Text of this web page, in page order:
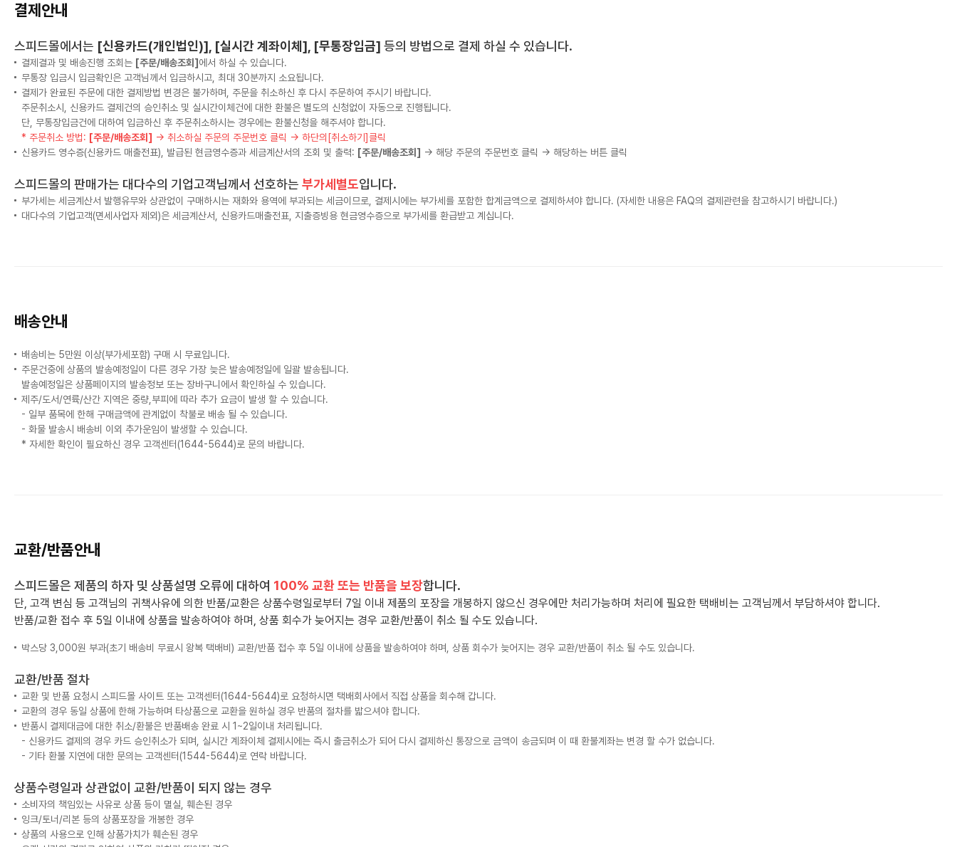
결제안내
스피드몰에서는 [신용카드(개인법인)], [실시간 계좌이체], [무통장입금] 등의 방법으로 결제 하실 수 있습니다.
결제결과 및 배송진행 조회는 [주문/배송조회] 에서 하실 수 있습니다.
무통장 입금시 입금확인은 고객님께서 입금하시고, 최대 30분까지 소요됩니다.
결제가 완료된 주문에 대한 결제방법 변경은 불가하며, 주문을 취소하신 후 다시 주문하여 주시기 바랍니다.
주문취소시, 신용카드 결제건의 승인취소 및 실시간이체건에 대한 환불은 별도의 신청없이 자동으로 진행됩니다.
단, 무통장입금건에 대하여 입금하신 후 주문취소하시는 경우에는 환불신청을 해주셔야 합니다.
* 주문취소 방법: [주문/배송조회] → 취소하실 주문의 주문번호 클릭 → 하단의[취소하기]클릭
신용카드 영수증(신용카드 매출전표), 발급된 현금영수증과 세금계산서의 조회 및 출력: [주문/배송조회] → 해당 주문의 주문번호 클릭 → 해당하는 버튼 클릭
스피드몰의 판매가는 대다수의 기업고객님께서 선호하는 부가세별도입니다.
부가세는 세금계산서 발행유무와 상관없이 구매하시는 재화와 용역에 부과되는 세금이므로, 결제시에는 부가세를 포함한 합계금액으로 결제하셔야 합니다. (자세한 내용은 FAQ의 결제관련을 참고하시기 바랍니다.)
대다수의 기업고객(면세사업자 제외)은 세금계산서, 신용카드매출전표, 지출증빙용 현금영수증으로 부가세를 환급받고 계십니다.
배송안내
배송비는 5만원 이상(부가세포함) 구매 시 무료입니다.
주문건중에 상품의 발송예정일이 다른 경우 가장 늦은 발송예정일에 일괄 발송됩니다.
발송예정일은 상품페이지의 발송정보 또는 장바구니에서 확인하실 수 있습니다.
제주/도서/연륙/산간 지역은 중량,부피에 따라 추가 요금이 발생 할 수 있습니다.
- 일부 품목에 한해 구매금액에 관계없이 착불로 배송 될 수 있습니다.
- 화물 발송시 배송비 이외 추가운임이 발생할 수 있습니다.
* 자세한 확인이 필요하신 경우 고객센터(1644-5644)로 문의 바랍니다.
교환/반품안내
스피드몰은 제품의 하자 및 상품설명 오류에 대하여 100% 교환 또는 반품을 보장합니다.
단, 고객 변심 등 고객님의 귀책사유에 의한 반품/교환은 상품수령일로부터 7일 이내 제품의 포장을 개봉하지 않으신 경우에만 처리가능하며 처리에 필요한 택배비는 고객님께서 부담하셔야 합니다.
반품/교환 접수 후 5일 이내에 상품을 발송하여야 하며, 상품 회수가 늦어지는 경우 교환/반품이 취소 될 수도 있습니다.
박스당 3,000원 부과(초기 배송비 무료시 왕복 택배비) 교환/반품 접수 후 5일 이내에 상품을 발송하여야 하며, 상품 회수가 늦어지는 경우 교환/반품이 취소 될 수도 있습니다.
교환/반품 절차
교환 및 반품 요청시 스피드몰 사이트 또는 고객센터(1644-5644)로 요청하시면 택배회사에서 직접 상품을 회수해 갑니다.
교환의 경우 동일 상품에 한해 가능하며 타상품으로 교환을 원하실 경우 반품의 절차를 밟으셔야 합니다.
반품시 결제대금에 대한 취소/환불은 반품배송 완료 시 1~2일이내 처리됩니다.
- 신용카드 결제의 경우 카드 승인취소가 되며, 실시간 계좌이체 결제시에는 즉시 출금취소가 되어 다시 결제하신 통장으로 금액이 송금되며 이 때 환불계좌는 변경 할 수가 없습니다.
- 기타 환불 지연에 대한 문의는 고객센터(1544-5644)로 연락 바랍니다.
상품수령일과 상관없이 교환/반품이 되지 않는 경우
소비자의 책임있는 사유로 상품 등이 멸실, 훼손된 경우
잉크/토너/리본 등의 상품포장을 개봉한 경우
상품의 사용으로 인해 상품가치가 훼손된 경우